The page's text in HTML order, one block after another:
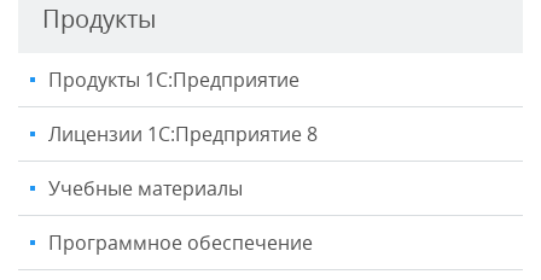
Продукты
Продукты 1С:Предприятие
Лицензии 1С:Предприятие 8
Учебные материалы
Программное обеспечение